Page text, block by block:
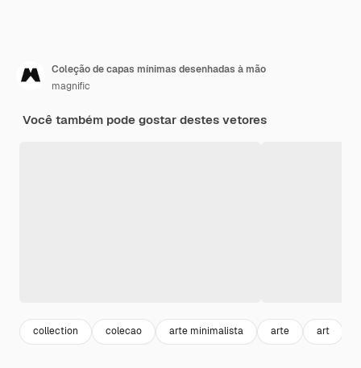
Coleção de capas mínimas desenhadas à mão
magnific
Você também pode gostar destes vetores
collection colecao arte minimalista arte art